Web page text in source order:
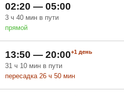
02:20 — 05:00
3 ч 40 мин в пути
прямой
13:50 — 20:00+1 день
31 ч 10 мин в пути
пересадка 26 ч 50 мин